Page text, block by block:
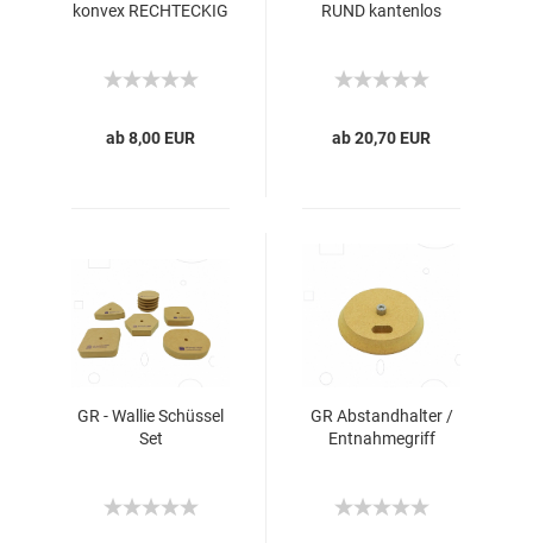
konvex RECHTECKIG
ab 8,00 EUR
RUND kantenlos
ab 20,70 EUR
GR - Wallie Schüssel
Set
GR Abstandhalter /
Entnahmegriff